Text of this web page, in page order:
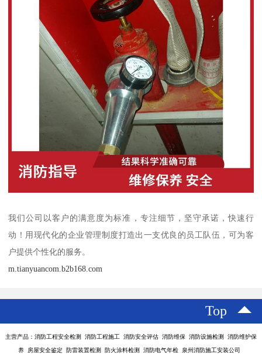
我们公司以客户的满意度为标准，专注细节，坚守承诺，快速行
动！用现代化的企业管理制度打造出一支优良的员工队伍，可为客
户提供个性化的服务。
m.tianyuancom.b2b168.com
Top
主营产品：消防工程安全检测 消防工程施工 消防安全评估 消防维保 消防设施检测 消防维护保
养 房屋安全鉴定 防雷装置检测 防火涂料检测 消防电气年检 泉州消防施工安装公司